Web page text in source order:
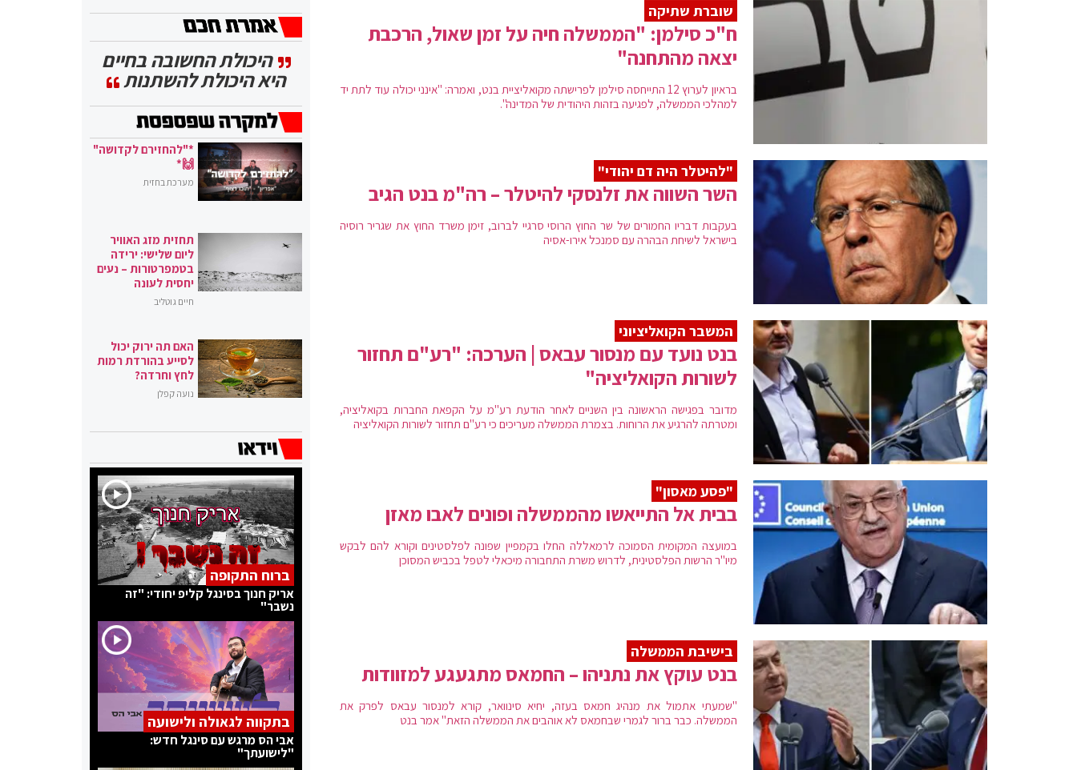
שוברת שתיקה
ח"כ סילמן: "הממשלה חיה על זמן שאול, הרכבת
יצאה מהתחנה"
בראיון לערוץ 12 התייחסה סילמן לפרישתה מקואליציית בנט, ואמרה: "אינני יכולה עוד לתת יד
למהלכי הממשלה, לפגיעה בזהות היהודית של המדינה".
"להיטלר היה דם יהודי"
השר השווה את זלנסקי להיטלר – רה"מ בנט הגיב
בעקבות דבריו החמורים של שר החוץ הרוסי סרגיי לברוב, זימן משרד החוץ את שגריר רוסיה
בישראל לשיחת הבהרה עם סמנכל אירו-אסיה
המשבר הקואליציוני
בנט נועד עם מנסור עבאס | הערכה: "רע"ם תחזור
לשורות הקואליציה"
מדובר בפגישה הראשונה בין השניים לאחר הודעת רע"מ על הקפאת החברות בקואליציה,
ומטרתה להרגיע את הרוחות. בצמרת הממשלה מעריכים כי רע"ם תחזור לשורות הקואליציה
"פסע מאסון"
בבית אל התייאשו מהממשלה ופונים לאבו מאזן
במועצה המקומית הסמוכה לרמאללה החלו בקמפיין שפונה לפלסטינים וקורא להם לבקש
מיו"ר הרשות הפלסטינית, לדרוש משרת התחבורה מיכאלי לטפל בכביש המסוכן
בישיבת הממשלה
בנט עוקץ את נתניהו – החמאס מתגעגע למזוודות
"שמעתי אתמול את מנהיג חמאס בעזה, יחיא סינוואר, קורא למנסור עבאס לפרק את
הממשלה. כבר ברור לגמרי שבחמאס לא אוהבים את הממשלה הזאת" אמר בנט
היכולת החשובה בחיים
היא היכולת להשתנות
*"להחזירם לקדושה"
🙌*
מערכת בחזית
תחזית מזג האוויר
ליום שלישי: ירידה
בטמפרטורות – נעים
יחסית לעונה
חיים גוטליב
האם תה ירוק יכול
לסייע בהורדת רמות
לחץ וחרדה?
נועה קפלן
ברוח התקופה
אריק חנוך בסינגל קליפ יחודי: "זה
נשבר"
בתקווה לגאולה ולישועה
אבי הס מרגש עם סינגל חדש:
"לישועתך"